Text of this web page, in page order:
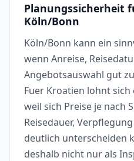
Planungssicherheit
Köln/Bonn
Köln/Bonn kann ein
wenn Anreise,
Angebotsauswahl gut
Fuer Kroatien lohnt
weil sich Preise je nach
Reisedauer,
deutlich unterscheiden
deshalb nicht nur als